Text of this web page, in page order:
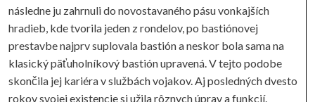
následne ju zahrnuli do novostavaného pásu vonkajších
hradieb, kde tvorila jeden z rondelov, po bastiónovej
prestavbe najprv suplovala bastión a neskor bola sama na
klasický päťuholníkový bastión upravená. V tejto podobe
skončila jej kariéra v službách vojakov. Aj posledných dvesto
rokov svojej existencie si užila rôznych úprav a funkcií.